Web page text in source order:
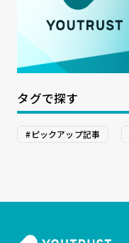
タグで探す
#ピックアップ記事